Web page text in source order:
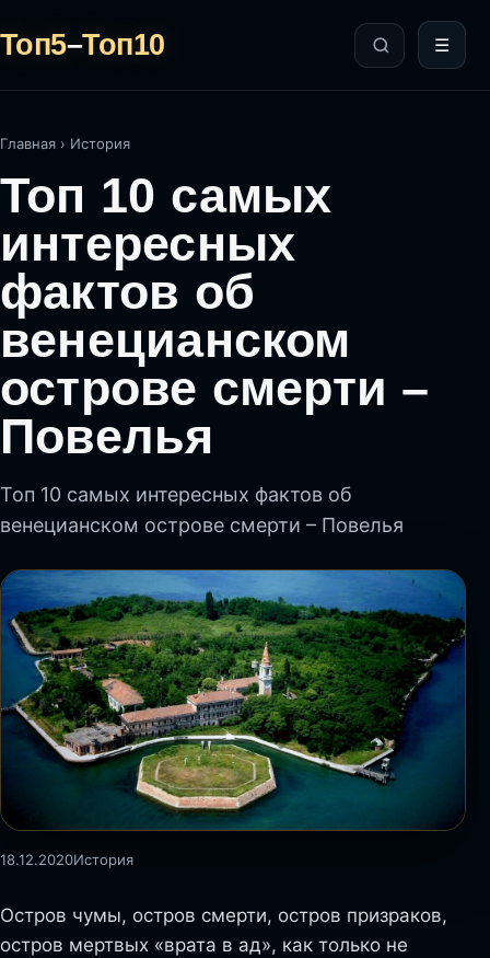
Топ5–Топ10 ☰
Главная › История
Топ 10 самых
интересных
фактов об
венецианском
острове смерти –
Повелья
Топ 10 самых интересных фактов об
венецианском острове смерти – Повелья
18.12.2020История
Остров чумы, остров смерти, остров призраков,
остров мертвых «врата в ад», как только не